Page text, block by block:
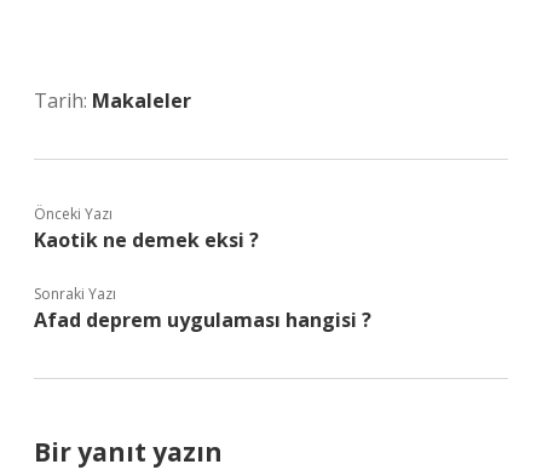
Tarih: Makaleler
Önceki Yazı
Kaotik ne demek eksi ?
Sonraki Yazı
Afad deprem uygulaması hangisi ?
Bir yanıt yazın